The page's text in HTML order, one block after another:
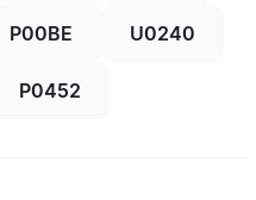
P00BE U0240
P0452